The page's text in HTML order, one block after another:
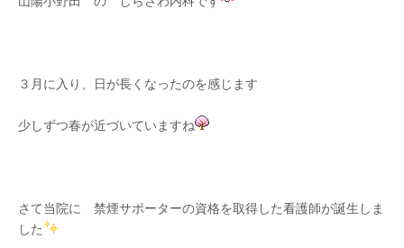
３月に入り、日が長くなったのを感じます
少しずつ春が近づいていますね
さて当院に 禁煙サポーターの資格を取得した看護師が誕生しま
した